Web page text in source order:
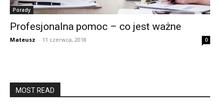
Porady
Profesjonalna pomoc – co jest ważne
Mateusz - 11 czerwca, 2018 0
MOST READ